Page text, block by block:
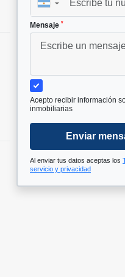
▼
Mensaje *
Acepto recibir información
inmobiliarias
Enviar
Al enviar tus datos aceptas los
servicio y privacidad